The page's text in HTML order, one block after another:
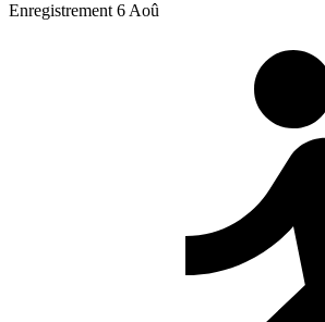
Enregistrement 6 Aoû